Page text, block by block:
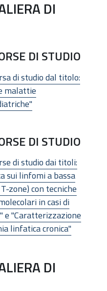
DI
DI STUDIO
di studio dal titolo:
malattie
DI STUDIO
di studio dai titoli:
sui linfomi a bassa
zone) con tecniche
in casi di
e "Caratterizzazione
linfatica cronica"
DI